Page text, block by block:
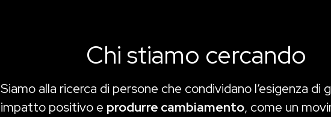
Chi stiamo cercando
Siamo alla ricerca di persone che condividano l’esigenza di
impatto positivo e produrre cambiamento, come un